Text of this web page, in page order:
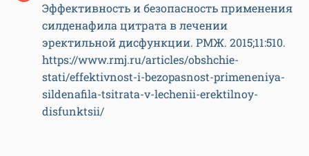
Эффективность и безопасность применения
силденафила цитрата в лечении
эректильной дисфункции. РМЖ. 2015;11:510.
https://www.rmj.ru/articles/obshchie-
stati/effektivnost-i-bezopasnost-primeneniya-
sildenafila-tsitrata-v-lechenii-erektilnoy-
disfunktsii/